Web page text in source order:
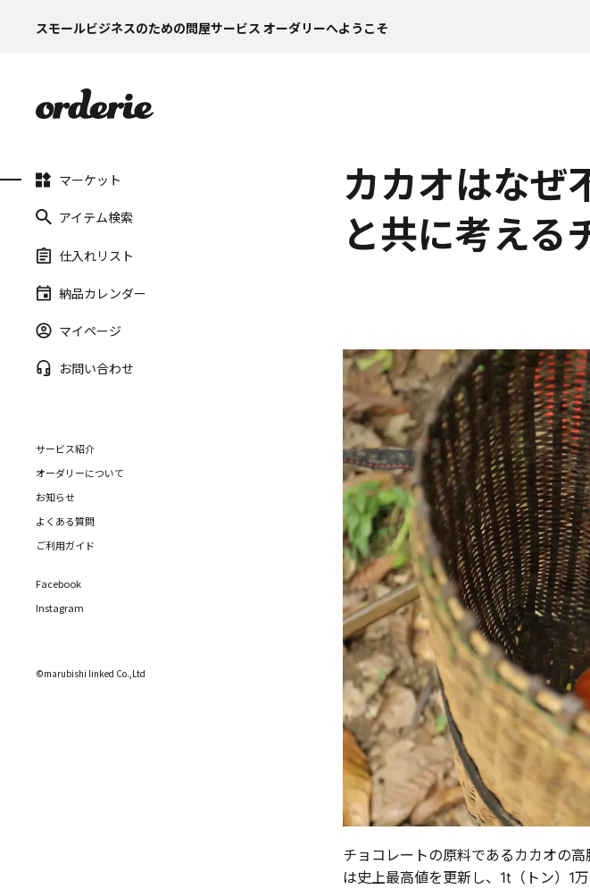
スモールビジネスのための問屋サービス オーダリーへようこそ
マーケット
アイテム検索
仕入れリスト
納品カレンダー
マイページ
お問い合わせ
サービス紹介
オーダリーについて
お知らせ
よくある質問
ご利用ガイド
Facebook
Instagram
©marubishi linked Co.,Ltd
カカオはなぜ
と共に考える
チョコレートの原料であるカカオの
は史上最高値を更新し、1t（トン）1